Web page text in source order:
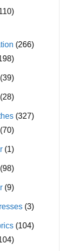
(266)
(39)
(28)
(327)
(70)
(1)
(98)
(9)
(3)
(104)